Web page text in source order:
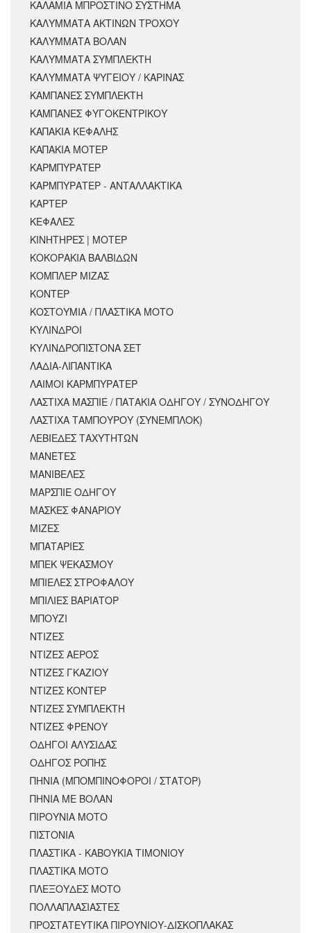
ΚΑΛΑΜΙΑ ΜΠΡΟΣΤΙΝΟ ΣΥΣΤΗΜΑ
ΚΑΛΥΜΜΑΤΑ ΑΚΤΙΝΩΝ ΤΡΟΧΟΥ
ΚΑΛΥΜΜΑΤΑ ΒΟΛΑΝ
ΚΑΛΥΜΜΑΤΑ ΣΥΜΠΛΕΚΤΗ
ΚΑΛΥΜΜΑΤΑ ΨΥΓΕΙΟΥ / ΚΑΡΙΝΑΣ
ΚΑΜΠΑΝΕΣ ΣΥΜΠΛΕΚΤΗ
ΚΑΜΠΑΝΕΣ ΦΥΓΟΚΕΝΤΡΙΚΟΥ
ΚΑΠΑΚΙΑ ΚΕΦΑΛΗΣ
ΚΑΠΑΚΙΑ ΜΟΤΕΡ
ΚΑΡΜΠΥΡΑΤΕΡ
ΚΑΡΜΠΥΡΑΤΕΡ - ΑΝΤΑΛΛΑΚΤΙΚΑ
ΚΑΡΤΕΡ
ΚΕΦΑΛΕΣ
ΚΙΝΗΤΗΡΕΣ | ΜΟΤΕΡ
ΚΟΚΟΡΑΚΙΑ ΒΑΛΒΙΔΩΝ
ΚΟΜΠΛΕΡ ΜΙΖΑΣ
ΚΟΝΤΕΡ
ΚΟΣΤΟΥΜΙΑ / ΠΛΑΣΤΙΚΑ ΜΟΤΟ
ΚΥΛΙΝΔΡΟΙ
ΚΥΛΙΝΔΡΟΠΙΣΤΟΝΑ ΣΕΤ
ΛΑΔΙΑ-ΛΙΠΑΝΤΙΚΑ
ΛΑΙΜΟΙ ΚΑΡΜΠΥΡΑΤΕΡ
ΛΑΣΤΙΧΑ ΜΑΣΠΙΕ / ΠΑΤΑΚΙΑ ΟΔΗΓΟΥ / ΣΥΝΟΔΗΓΟΥ
ΛΑΣΤΙΧΑ ΤΑΜΠΟΥΡΟΥ (ΣΥΝΕΜΠΛΟΚ)
ΛΕΒΙΕΔΕΣ ΤΑΧΥΤΗΤΩΝ
ΜΑΝΕΤΕΣ
ΜΑΝΙΒΕΛΕΣ
ΜΑΡΣΠΙΕ ΟΔΗΓΟΥ
ΜΑΣΚΕΣ ΦΑΝΑΡΙΟΥ
ΜΙΖΕΣ
ΜΠΑΤΑΡΙΕΣ
ΜΠΕΚ ΨΕΚΑΣΜΟΥ
ΜΠΙΕΛΕΣ ΣΤΡΟΦΑΛΟΥ
ΜΠΙΛΙΕΣ ΒΑΡΙΑΤΟΡ
ΜΠΟΥΖΙ
ΝΤΙΖΕΣ
ΝΤΙΖΕΣ ΑΕΡΟΣ
ΝΤΙΖΕΣ ΓΚΑΖΙΟΥ
ΝΤΙΖΕΣ ΚΟΝΤΕΡ
ΝΤΙΖΕΣ ΣΥΜΠΛΕΚΤΗ
ΝΤΙΖΕΣ ΦΡΕΝΟΥ
ΟΔΗΓΟΙ ΑΛΥΣΙΔΑΣ
ΟΔΗΓΟΣ ΡΟΠΗΣ
ΠΗΝΙΑ (ΜΠΟΜΠΙΝΟΦΟΡΟΙ / ΣΤΑΤΟΡ)
ΠΗΝΙΑ ΜΕ ΒΟΛΑΝ
ΠΙΡΟΥΝΙΑ ΜΟΤΟ
ΠΙΣΤΟΝΙΑ
ΠΛΑΣΤΙΚΑ - ΚΑΒΟΥΚΙΑ ΤΙΜΟΝΙΟΥ
ΠΛΑΣΤΙΚΑ ΜΟΤΟ
ΠΛΕΞΟΥΔΕΣ ΜΟΤΟ
ΠΟΛΛΑΠΛΑΣΙΑΣΤΕΣ
ΠΡΟΣΤΑΤΕΥΤΙΚΑ ΠΙΡΟΥΝΙΟΥ-ΔΙΣΚΟΠΛΑΚΑΣ